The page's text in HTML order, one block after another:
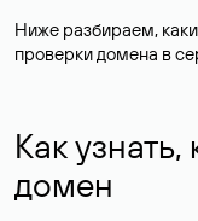
Ниже разбираем,
проверки домена в
Как
домен